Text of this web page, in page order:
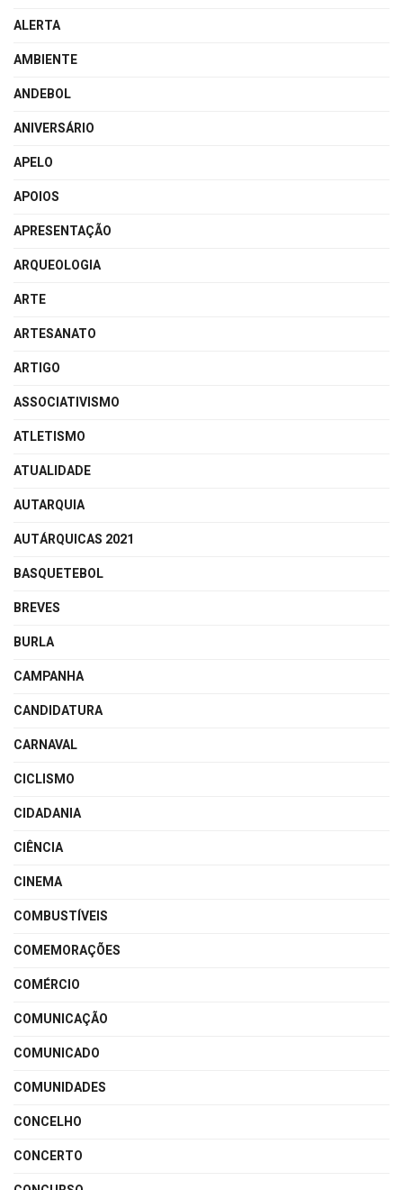
ALERTA
AMBIENTE
ANDEBOL
ANIVERSÁRIO
APELO
APOIOS
APRESENTAÇÃO
ARQUEOLOGIA
ARTE
ARTESANATO
ARTIGO
ASSOCIATIVISMO
ATLETISMO
ATUALIDADE
AUTARQUIA
AUTÁRQUICAS 2021
BASQUETEBOL
BREVES
BURLA
CAMPANHA
CANDIDATURA
CARNAVAL
CICLISMO
CIDADANIA
CIÊNCIA
CINEMA
COMBUSTÍVEIS
COMEMORAÇÕES
COMÉRCIO
COMUNICAÇÃO
COMUNICADO
COMUNIDADES
CONCELHO
CONCERTO